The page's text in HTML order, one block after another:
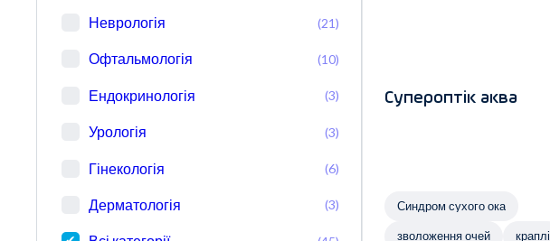
Неврологія (21)
Офтальмологія (10)
Ендокринологія (3)
Урологія (3)
Гінекологія (6)
Дерматологія (3)
Супероптік аква
Синдром сухого ока
зволоження очей краплі